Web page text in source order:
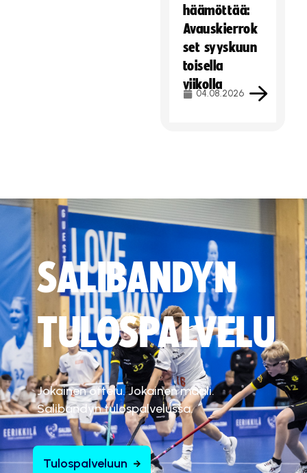
häämöttää:
Avauskierrok
set syyskuun
toisella
viikolla
04.08.2026
SALIBANDYN
TULOSPALVELU
Jokainen ottelu. Jokainen maali.
Salibandyn tulospalvelussa.
Tulospalveluun